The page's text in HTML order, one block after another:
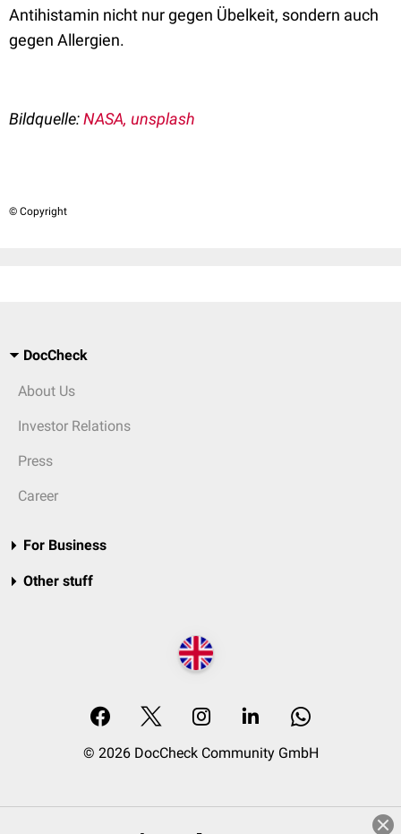
Antihistamin nicht nur gegen Übelkeit, sondern auch
gegen Allergien.
Bildquelle:NASA, unsplash
© Copyright
DocCheck
About Us
Investor Relations
Press
Career
For Business
Other stuff
© 2026 DocCheck Community GmbH